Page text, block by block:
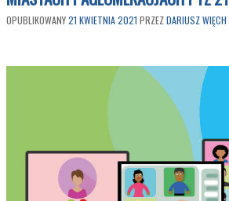
OPUBLIKOWANY21 KWIETNIA 2021 PRZEZDARIUSZ WIĘCH